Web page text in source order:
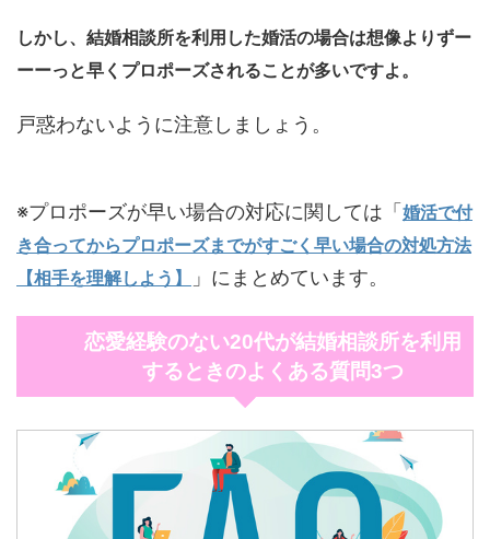
しかし、結婚相談所を利用した婚活の場合は想像よりずー
ーーっと早くプロポーズされることが多いですよ。
戸惑わないように注意しましょう。
※プロポーズが早い場合の対応に関しては「 婚活で付
き合ってからプロポーズまでがすごく早い場合の対処方法
【相手を理解しよう】
」にまとめています。
恋愛経験のない20代が結婚相談所を利用
するときのよくある質問3つ